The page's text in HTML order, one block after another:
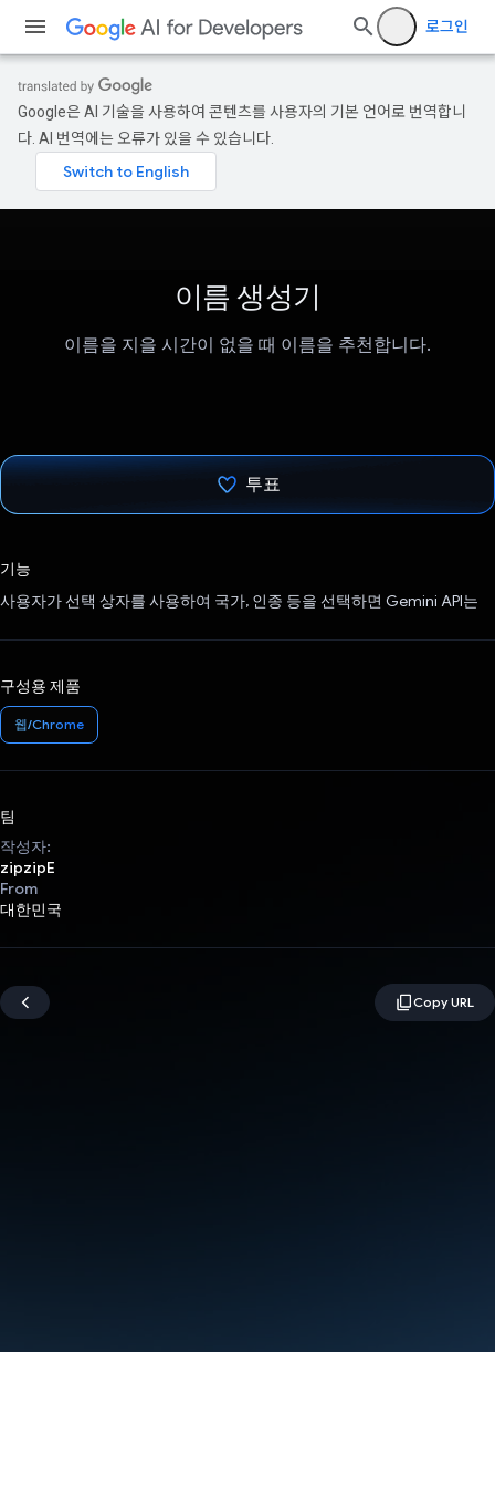
로그인
Google은 AI 기술을 사용하여 콘텐츠를 사용자의 기본 언어로 번역합니
다. AI 번역에는 오류가 있을 수 있습니다.
이름 생성기
이름을 지을 시간이 없을 때 이름을 추천합니다.
투표
기능
사용자가 선택 상자를 사용하여 국가, 인종 등을 선택하면 Gemini API는
구성용 제품
웹/Chrome
팀
작성자:
zipzipE
From
대한민국